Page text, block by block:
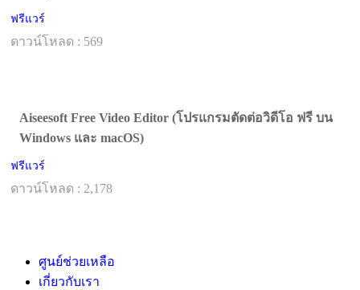
ฟรีแวร์
ดาวน์โหลด : 569
Aiseesoft Free Video Editor (โปรแกรมตัดต่อวิดีโอ ฟรี บน
Windows และ macOS)
ฟรีแวร์
ดาวน์โหลด : 2,178
ศูนย์ช่วยเหลือ
เกี่ยวกับเรา